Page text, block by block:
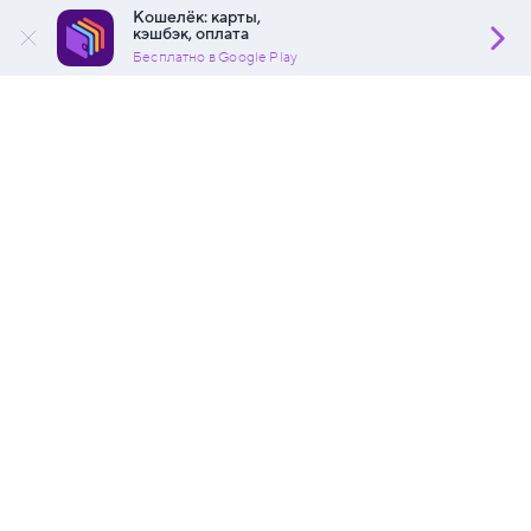
Кошелёк: карты,
кэшбэк, оплата
Бесплатно в Google Play